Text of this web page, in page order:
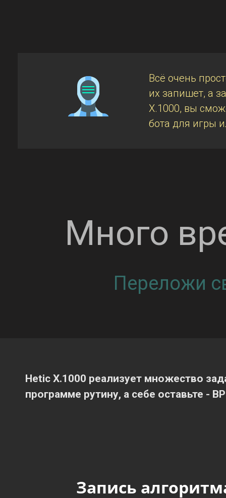
Всё очень
их запишет, а
X.1000, вы
бота для игры
Много
Переложи
Hetic X.1000 реализует множество
программе рутину, а себе оставьте -
Запись